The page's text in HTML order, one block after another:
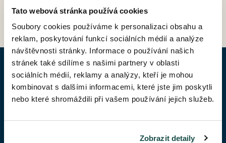
Tato webová stránka používá cookies
Soubory cookies používáme k personalizaci obsahu a
reklam, poskytování funkcí sociálních médií a analýze
návštěvnosti stránky. Informace o používání našich
stránek také sdílíme s našimi partnery v oblasti
sociálních médií, reklamy a analýzy, kteří je mohou
kombinovat s dalšími informacemi, které jste jim poskytli
nebo které shromáždili při vašem používání jejich služeb.
Zobrazit detaily
ZPĚT DO CENÍKU
POPTAT BYT